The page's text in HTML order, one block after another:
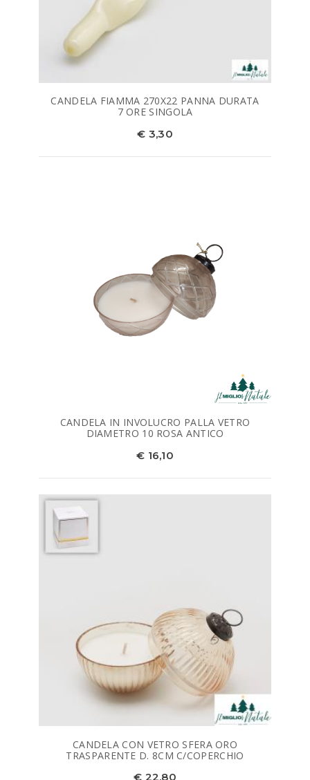
CANDELA FIAMMA 270X22 PANNA DURATA
7 ORE SINGOLA
€ 3,30
CANDELA IN INVOLUCRO PALLA VETRO
DIAMETRO 10 ROSA ANTICO
€ 16,10
CANDELA CON VETRO SFERA ORO
TRASPARENTE D. 8CM C/COPERCHIO
€ 22,80